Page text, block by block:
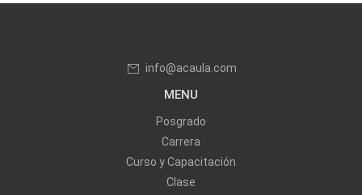
info@acaula.com
MENU
Posgrado
Carrera
Curso y Capacitación
Clase